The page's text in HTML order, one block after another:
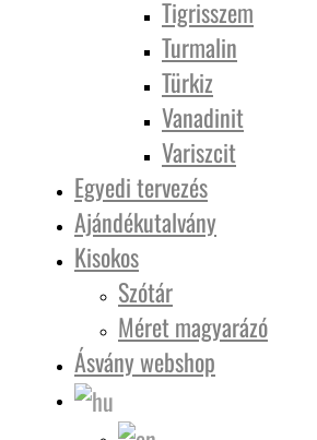
Tigrisszem
Turmalin
Türkiz
Vanadinit
Variszcit
Egyedi tervezés
Ajándékutalvány
Kisokos
Szótár
Méret magyarázó
Ásvány webshop